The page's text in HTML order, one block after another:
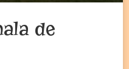
de